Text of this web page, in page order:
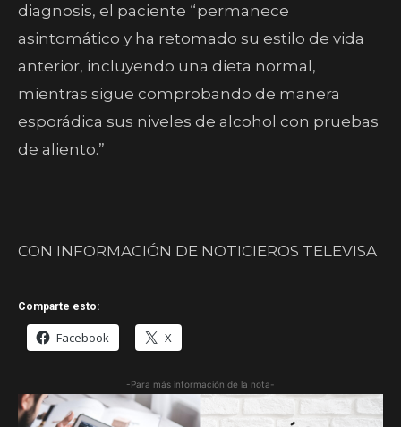
diagnosis, el paciente “permanece
asintomático y ha retomado su estilo de vida
anterior, incluyendo una dieta normal,
mientras sigue comprobando de manera
esporádica sus niveles de alcohol con pruebas
de aliento.”
CON INFORMACIÓN DE NOTICIEROS TELEVISA
Comparte esto:
Facebook X
-Para más información de la nota-